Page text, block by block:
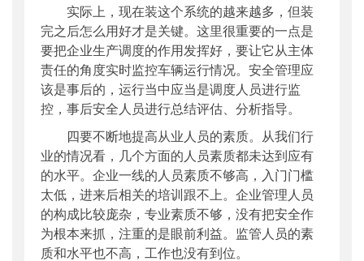
实际上，现在装这个系统的越来越多，但装
完之后怎么用好才是关键。这里很重要的一点是
要把企业生产调度的作用发挥好，要让它从主体
责任的角度实时监控车辆运行情况。安全管理应
该是事后的，运行当中应当是调度人员进行监
控，事后安全人员进行总结评估、分析指导。
四要不断地提高从业人员的素质。从我们行
业的情况看，几个方面的人员素质都未达到应有
的水平。企业一线的人员素质不够高，入门门槛
太低，进来后相关的培训跟不上。企业管理人员
的构成比较庞杂，专业素质不够，没有把安全作
为根本来抓，注重的是眼前利益。监管人员的素
质和水平也不高，工作也没有到位。